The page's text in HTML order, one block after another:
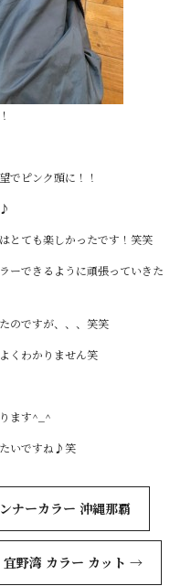
でピンク頭に！！
とても楽しかったです！笑笑
ーできるように頑張っていきた
のですが、、、笑笑
くわかりません笑
ます^_^
いですね♪笑
ナーカラー 沖縄那覇
宜野湾 カラー カット →